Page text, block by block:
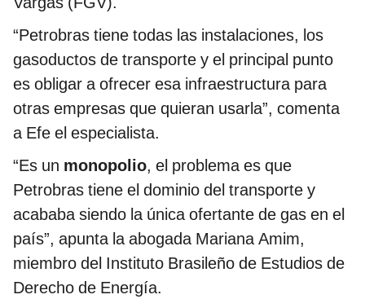
“Petrobras tiene todas las instalaciones, los
gasoductos de transporte y el principal punto
es obligar a ofrecer esa infraestructura para
otras empresas que quieran usarla”, comenta
a Efe el especialista.
“Es un monopolio, el problema es que
Petrobras tiene el dominio del transporte y
acababa siendo la única ofertante de gas en el
país”, apunta la abogada Mariana Amim,
miembro del Instituto Brasileño de Estudios de
Derecho de Energía.